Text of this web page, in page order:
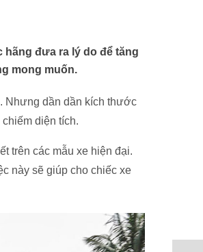
hãng đưa ra lý do để tăng
mong muốn.
Nhưng dần dần kích thước
diện tích.
trên các mẫu xe hiện đại.
này sẽ giúp cho chiếc xe